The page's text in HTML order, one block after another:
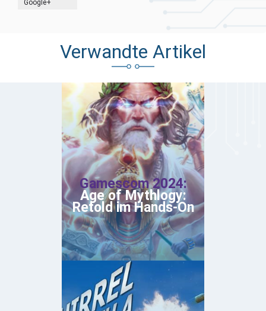
Google+
Verwandte Artikel
Gamescom 2024:
Age of Mythlogy:
Retold im Hands-On